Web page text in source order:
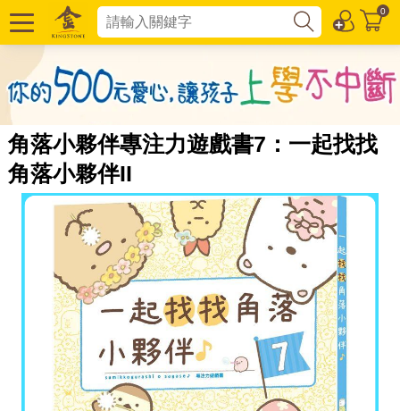
0
角落小夥伴專注力遊戲書7：一起找找
角落小夥伴II